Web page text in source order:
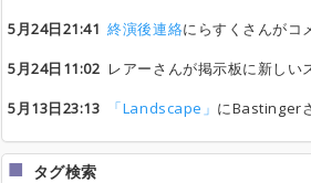
5月24日21:41 終演後連絡にらすくさんがコ
5月24日11:02 レアーさんが掲示板に新しい
5月13日23:13
「Landscape」 にBastinger
タグ検索